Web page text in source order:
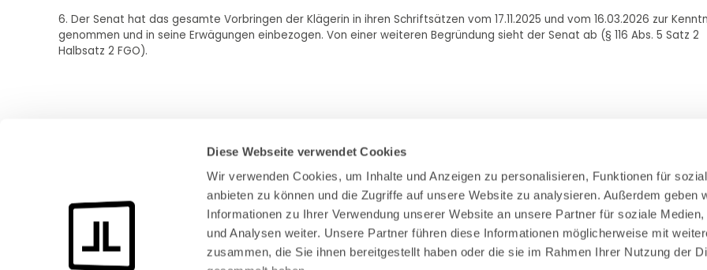
Diese Webseite verwendet Cookies
Wir verwenden Cookies, um Inhalte und Anzeigen zu personalisieren, Funktionen für
anbieten zu können und die Zugriffe auf unsere Website zu analysieren. Außerdem geben
Informationen zu Ihrer Verwendung unserer Website an unsere Partner für soziale Medien,
und Analysen weiter. Unsere Partner führen diese Informationen möglicherweise mit
zusammen, die Sie ihnen bereitgestellt haben oder die sie im Rahmen Ihrer Nutzung der
6. Der Senat hat das gesamte Vorbringen der Klägerin in ihren Schriftsätzen vom 17.11.2025 und vom 16.03.2026 zur
genommen und in seine Erwägungen einbezogen. Von einer weiteren Begründung sieht der Senat ab (§ 116 Abs. 5 Satz 2
Halbsatz 2 FGO).
Bundeskanzlerplatz 2
53113 Bonn
Zahlung & Versand
Rücksendungen/Widerrufsbelehrung
Muster Widerrufsformular (PDF)